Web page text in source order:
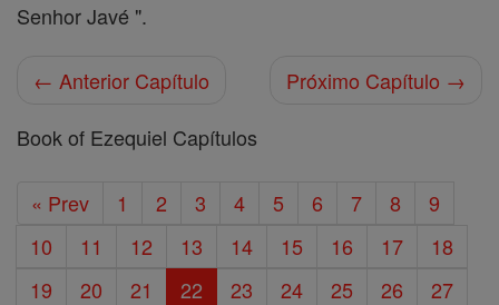
Senhor Javé ".
← Anterior Capítulo
Próximo Capítulo →
Book of Ezequiel Capítulos
« Prev 1 2 3 4 5 6 7 8
9
10
11 12 13 14 15 16 17
18
19
20 21 22 23 24 25 26
27